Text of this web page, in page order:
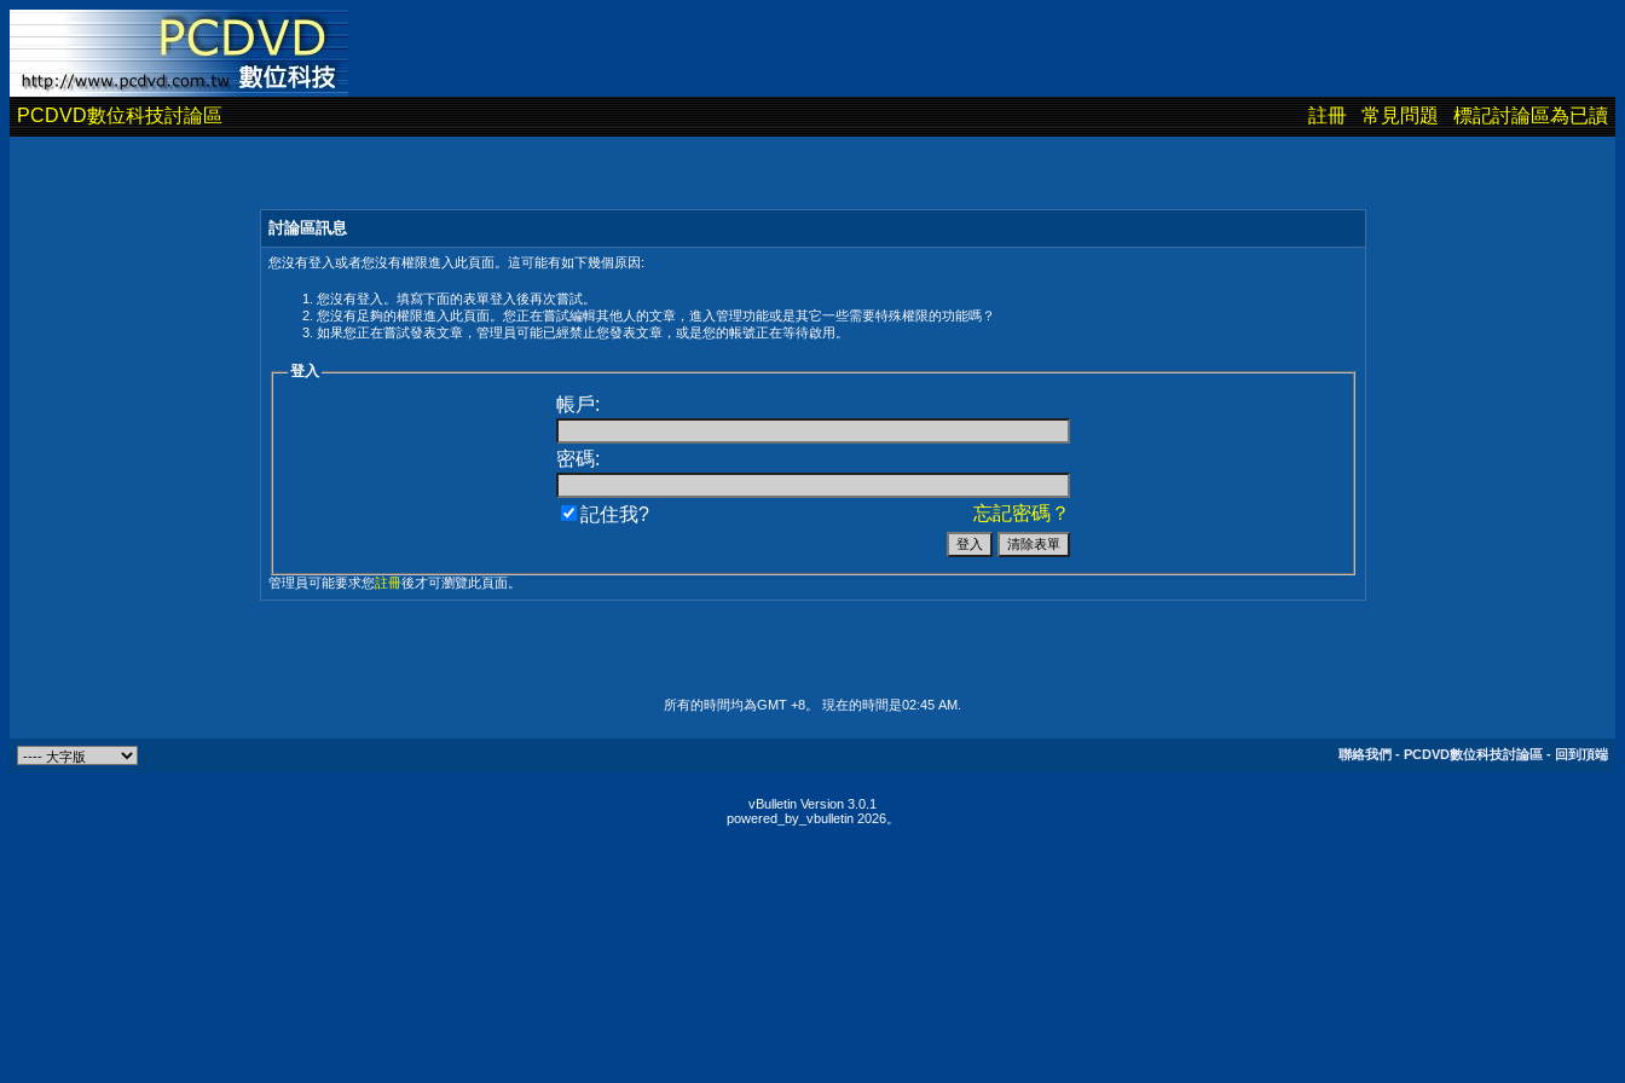
PCDVD數位科技討論區 註冊 常見問題 標記討論區為已讀
討論區訊息
您沒有登入或者您沒有權限進入此頁面。這可能有如下幾個原因:
您沒有登入。填寫下面的表單登入後再次嘗試。
您沒有足夠的權限進入此頁面。您正在嘗試編輯其他人的文章，進入管理功能或是其它一些需要特殊權限的功能嗎？
如果您正在嘗試發表文章，管理員可能已經禁止您發表文章，或是您的帳號正在等待啟用。
登入
帳戶:
密碼:
忘記密碼？
記住我?
管理員可能要求您註冊後才可瀏覽此頁面。
所有的時間均為GMT +8。 現在的時間是02:45 AM
聯絡我們 - PCDVD數位科技討論區 - 回到頂端
vBulletin Version 3.0.1
powered_by_vbulletin 2026。